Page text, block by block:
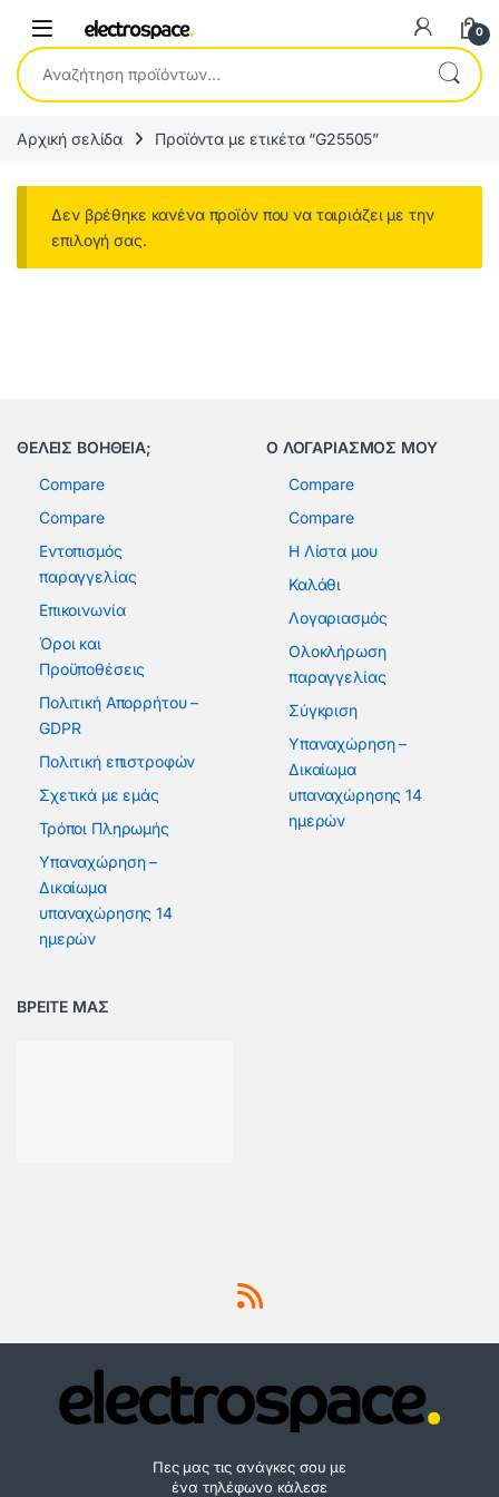
0
Αναζήτηση για:
Αρχική σελίδα Προϊόντα με ετικέτα “G25505”
Δεν βρέθηκε κανένα προϊόν που να ταιριάζει με την
επιλογή σας.
ΘΕΛΕΙΣ ΒΟΗΘΕΙΑ;
Compare
Compare
Εντοπισμός
παραγγελίας
Επικοινωνία
Όροι και
Προϋποθέσεις
Πολιτική Απορρήτου –
GDPR
Πολιτική επιστροφών
Σχετικά με εμάς
Τρόποι Πληρωμής
Υπαναχώρηση –
Δικαίωμα
υπαναχώρησης 14
ημερών
Ο ΛΟΓΑΡΙΑΣΜΟΣ ΜΟΥ
Compare
Compare
Η Λίστα μου
Καλάθι
Λογαριασμός
Ολοκλήρωση
παραγγελίας
Σύγκριση
Υπαναχώρηση –
Δικαίωμα
υπαναχώρησης 14
ημερών
ΒΡΕΙΤΕ ΜΑΣ
Πες μας τις ανάγκες σου με
ένα τηλέφωνο κάλεσε